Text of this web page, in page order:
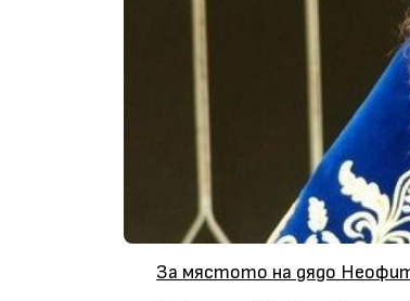
За мястото на дядо